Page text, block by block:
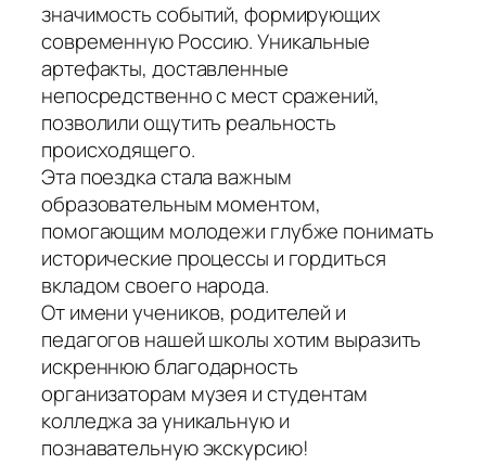
значимость событий, формирующих
современную Россию. Уникальные
артефакты, доставленные
непосредственно с мест сражений,
позволили ощутить реальность
происходящего.
Эта поездка стала важным
образовательным моментом,
помогающим молодежи глубже понимать
исторические процессы и гордиться
вкладом своего народа.
От имени учеников, родителей и
педагогов нашей школы хотим выразить
искреннюю благодарность
организаторам музея и студентам
колледжа за уникальную и
познавательную экскурсию!